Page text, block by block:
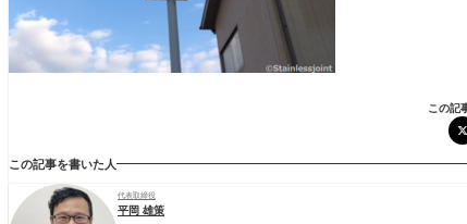
この記
この記事を書いた人
代表取締役
平岡 雄策